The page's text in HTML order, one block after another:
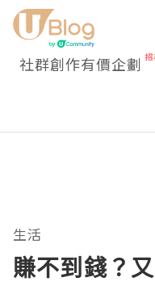
社群創作有價企劃
生活
賺不到錢？